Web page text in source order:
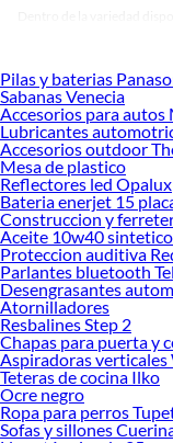
inferior, en colores
se destacan por su diseño
eficiencia. Además, hay
espacios pequeños como
frecuencia.
Al momento de elegir, es
disponible, la cantidad de
que realmente necesitas.
otros ofrecen ciclos
tomar una decisión
de vida. Descubre cuál se
explorando nuestras
Refrigeradora
Ventilador
Aire acondicionado
Aire acondicionado
Deshumedecedor
Cocinas
Pilas y baterias
Sabanas Venecia
Accesorios para autos
Lubricantes
Accesorios outdoor
Mesa de plastico
Reflectores led Opalux
Bateria enerjet 15
Construccion y
Aceite 10w40 sintetico
Proteccion auditiva
Parlantes bluetooth
Desengrasantes
Atornilladores
Resbalines Step 2
Chapas para puerta y
Aspiradoras verticales
Teteras de cocina Ilko
Ocre negro
Ropa para perros
Sofas y sillones